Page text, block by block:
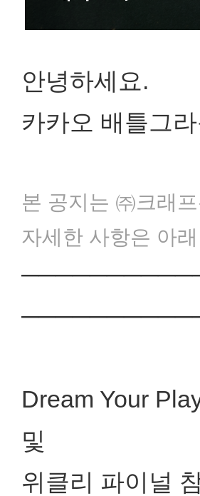
안녕하세요.
카카오 배틀그
본 공지는 ㈜크래
자세한 사항은 아
Dream Your
및
위클리 파이널